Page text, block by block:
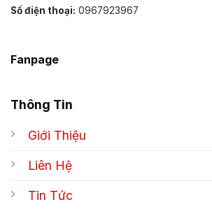
Số điện thoại: 0967923967
Thông Tin
Giới Thiệu
Liên Hệ
Tin Tức
Fanpage